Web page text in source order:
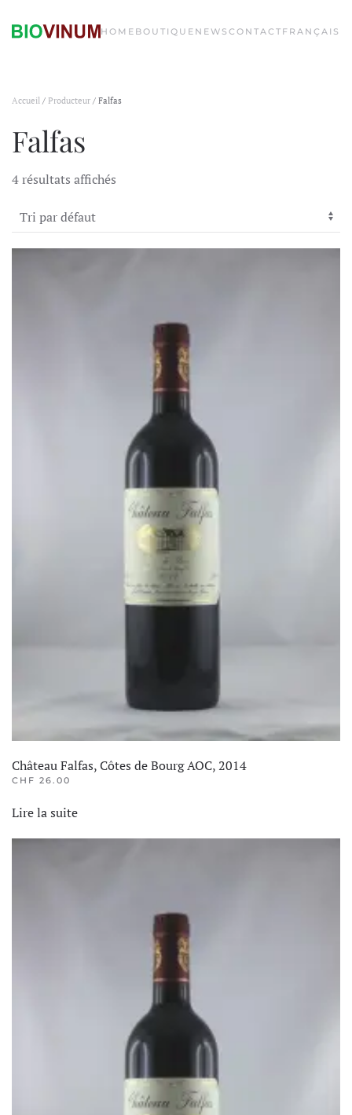
HOME BOUTIQUE NEWS CONTACT FRANÇAIS
Accueil / Producteur / Falfas
Falfas
4 résultats affichés
Château Falfas, Côtes de Bourg AOC, 2014
CHF 26.00
Lire la suite